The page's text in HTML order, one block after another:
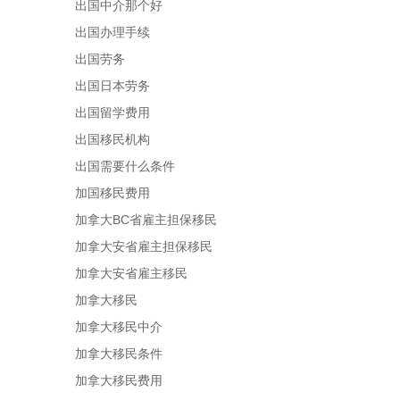
出国中介那个好
出国办理手续
出国劳务
出国日本劳务
出国留学费用
出国移民机构
出国需要什么条件
加国移民费用
加拿大BC省雇主担保移民
加拿大安省雇主担保移民
加拿大安省雇主移民
加拿大移民
加拿大移民中介
加拿大移民条件
加拿大移民费用